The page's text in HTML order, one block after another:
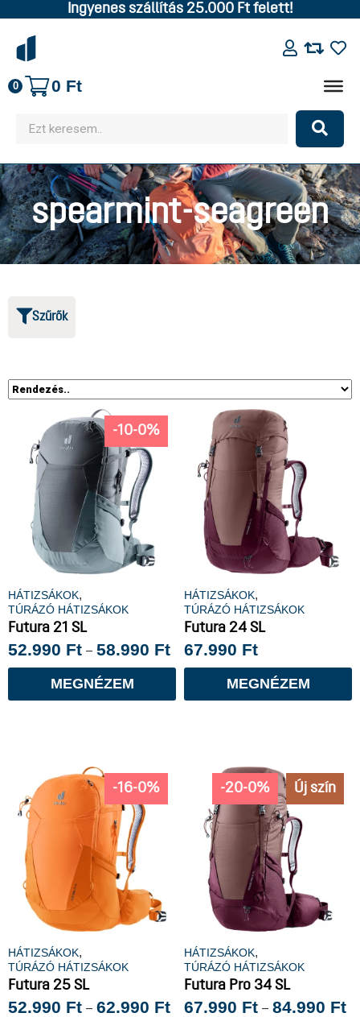
Ingyenes szállítás 25.000 Ft felett!
0 0 Ft
spearmint-seagreen
Szűrők
-10-0%
HÁTIZSÁKOK,
TÚRÁZÓ HÁTIZSÁKOK
Futura 21 SL
52.990 Ft – 58.990 Ft
MEGNÉZEM
HÁTIZSÁKOK,
TÚRÁZÓ HÁTIZSÁKOK
Futura 24 SL
67.990 Ft
MEGNÉZEM
-16-0%
HÁTIZSÁKOK,
TÚRÁZÓ HÁTIZSÁKOK
Futura 25 SL
52.990 Ft – 62.990 Ft
-20-0% Új szín
HÁTIZSÁKOK,
TÚRÁZÓ HÁTIZSÁKOK
Futura Pro 34 SL
67.990 Ft – 84.990 Ft